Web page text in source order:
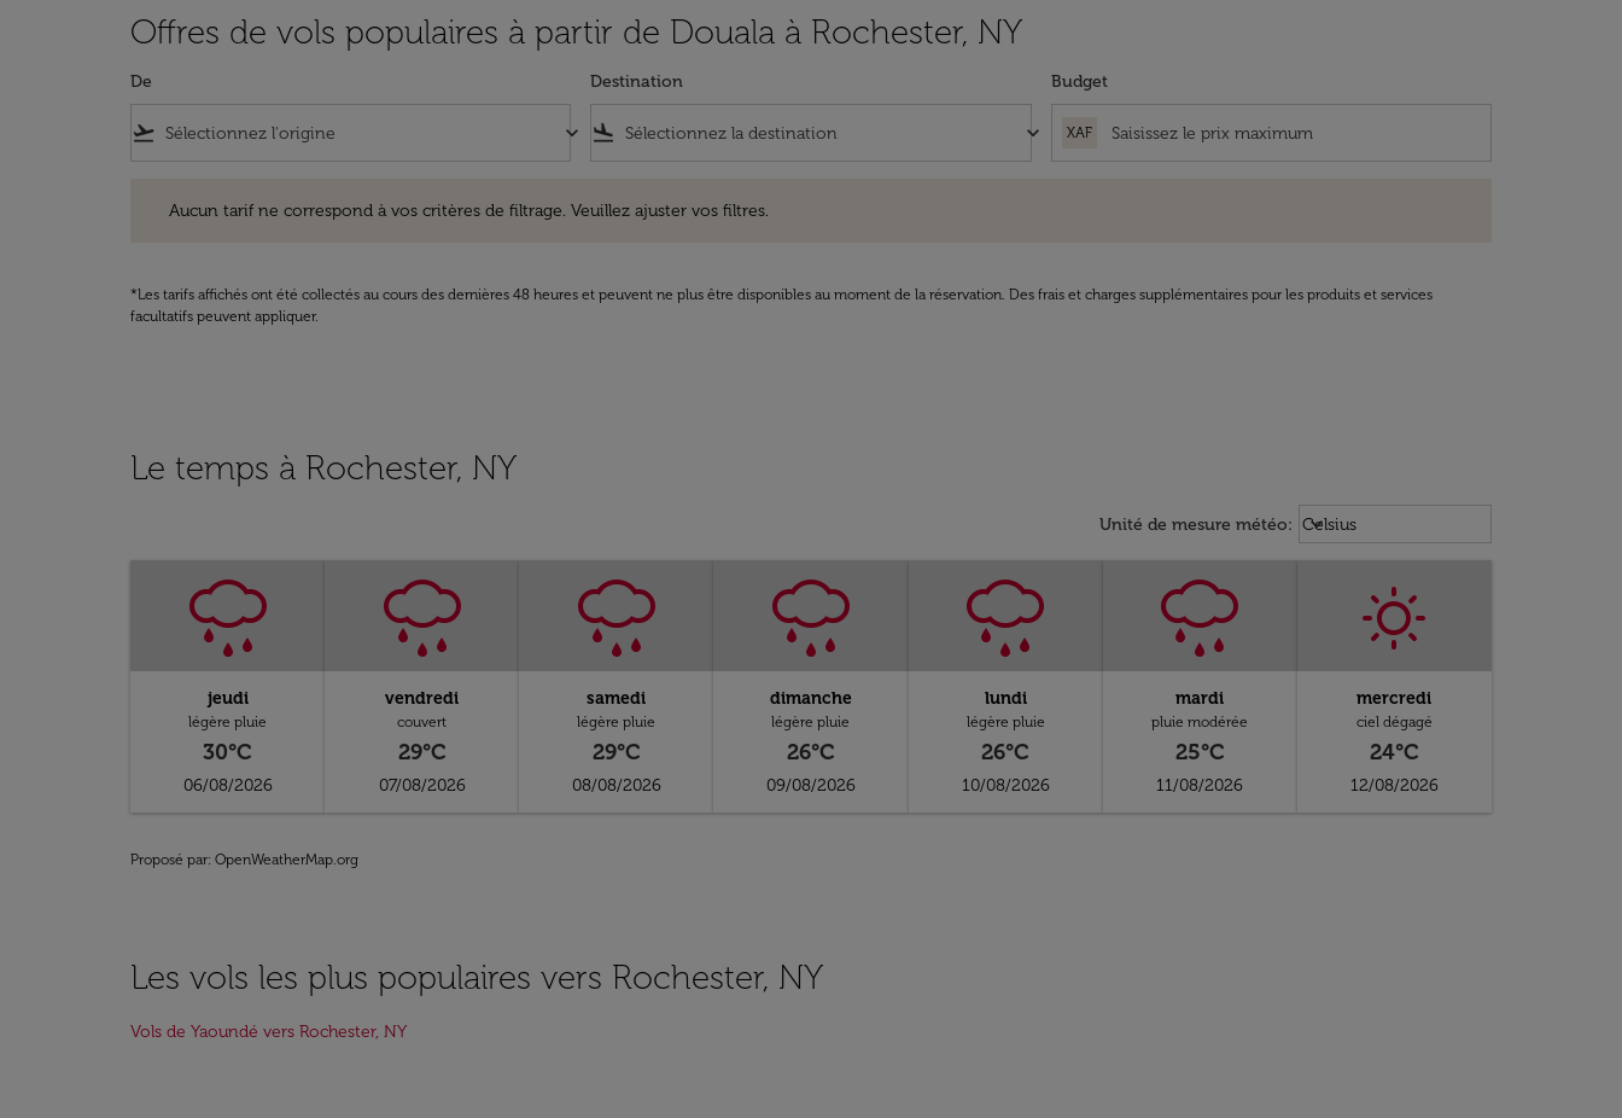
Offres de vols populaires à partir de Douala à Rochester, NY
De
flight_takeoff keyboard_arrow_down
Destination
flight_land keyboard_arrow_down
Budget
XAF
Aucun tarif ne correspond à vos critères de filtrage. Veuillez ajuster vos filtres.
*Les tarifs affichés ont été collectés au cours des dernières 48 heures et peuvent ne plus être disponibles au moment de la réservation. Des frais et charges supplémentaires pour les produits et services
facultatifs peuvent appliquer.
Le temps à Rochester, NY
Unité de mesure météo: Weather unit option Celsius
Celsius
keyboard_arrow_down
jeudi
légère pluie
30°C
06/08/2026
vendredi
couvert
29°C
07/08/2026
samedi
légère pluie
29°C
08/08/2026
dimanche
légère pluie
26°C
09/08/2026
lundi
légère pluie
26°C
10/08/2026
mardi
pluie modérée
25°C
11/08/2026
mercredi
ciel dégagé
24°C
12/08/2026
Proposé par: OpenWeatherMap.org
Les vols les plus populaires vers Rochester, NY
Vols de Yaoundé vers Rochester, NY